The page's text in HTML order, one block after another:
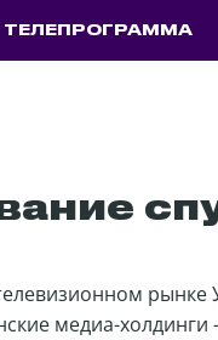
ТЕЛЕПРОГРАММА
рынке
медиа-